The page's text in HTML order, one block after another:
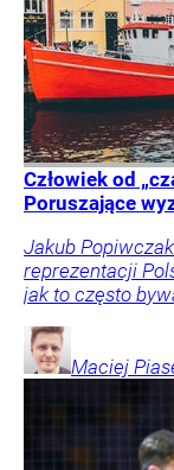
Człowiek od
Poruszające
Jakub
reprezentacji
jak to często
Maciej